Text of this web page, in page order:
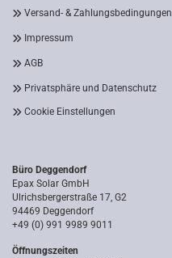
Versand- & Zahlungsbedingungen
Impressum
AGB
Privatsphäre und Datenschutz
Cookie Einstellungen
Büro Deggendorf
Epax Solar GmbH
Ulrichsbergerstraße 17, G2
94469 Deggendorf
+49 (0) 991 9989 9011
Öffnungszeiten